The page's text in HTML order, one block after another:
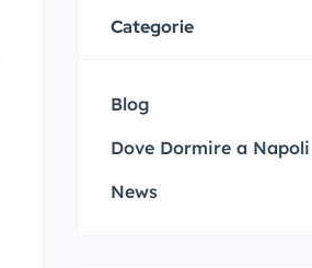
Categorie
Blog
Dove Dormire a Napoli
News